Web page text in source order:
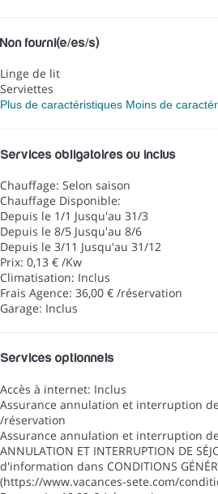
Non fourni(e/es/s)
Linge de lit
Serviettes
Plus de caractéristiques Moins de
Services obligatoires ou inclus
Chauffage: Selon saison
Chauffage Disponible:
Depuis le 1/1 Jusqu'au 31/3
Depuis le 8/5 Jusqu'au 8/6
Depuis le 3/11 Jusqu'au 31/12
Prix: 0,13 € /Kw
Climatisation: Inclus
Frais Agence: 36,00 € /réservation
Garage: Inclus
Services optionnels
Accès à internet: Inclus
Assurance annulation et interruption
/réservation
Assurance annulation et interruption
ANNULATION ET INTERRUPTION DE
d'information dans CONDITIONS
(https://www.vacances-sete.com/